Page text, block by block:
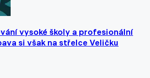
vysoké školy a profesionální
si však na střelce Veličku